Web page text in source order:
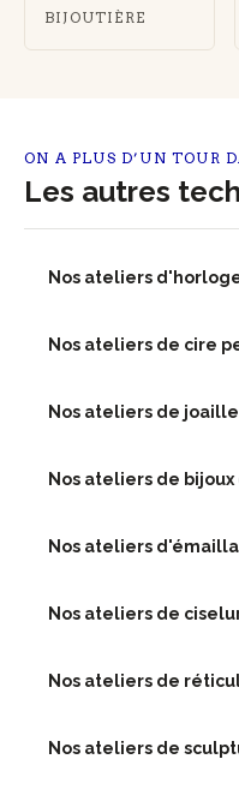
BIJOUTIÈRE
ON A PLUS D’UN TOUR
Les autres
Nos ateliers
Nos ateliers de cire
Nos ateliers de
Nos ateliers de
Nos ateliers
Nos ateliers de
Nos ateliers de
Nos ateliers de